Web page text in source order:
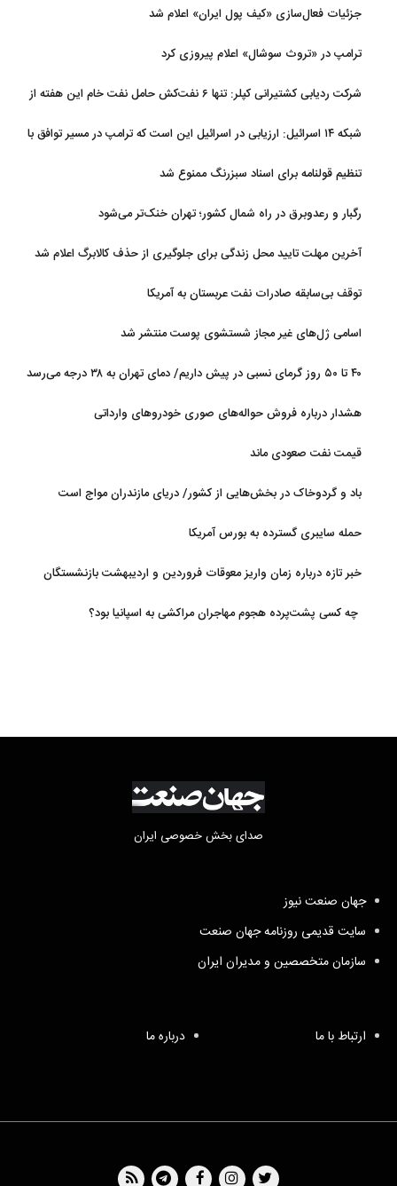
جزئیات فعال‌سازی «کیف پول ایران» اعلام شد
ترامپ در «تروث سوشال» اعلام پیروزی کرد
شرکت ردیابی کشتیرانی کپلر: تنها ۶ نفت‌کش حامل نفت خام این هفته از
شبکه ۱۴ اسرائیل: ارزیابی در اسرائیل این است که ترامپ در مسیر توافق با
تنظیم قولنامه برای اسناد سبزرنگ ممنوع شد
رگبار و رعدوبرق در راه شمال کشور؛ تهران خنک‌تر می‌شود
آخرین مهلت تایید محل زندگی برای جلوگیری از حذف کالابرگ اعلام شد
توقف بی‌سابقه صادرات نفت عربستان به آمریکا
اسامی ژل‌های غیر مجاز شستشوی پوست منتشر شد
۴۰ تا ۵۰ روز گرمای نسبی در پیش داریم/ دمای تهران به ۳۸ درجه می‌رسد
هشدار درباره فروش حواله‌های صوری خودروهای وارداتی
قیمت نفت صعودی ماند
باد و گردوخاک در بخش‌هایی از کشور/ دریای مازندران مواج است
حمله سایبری گسترده به بورس آمریکا
خبر تازه درباره زمان واریز معوقات فروردین و اردیبهشت بازنشستگان
چه کسی پشت‌پرده هجوم مهاجران مراکشی به اسپانیا بود؟
صدای بخش خصوصی ایران
جهان صنعت نیوز
سایت قدیمی روزنامه جهان صنعت
سازمان متخصصین و مدیران ایران
ارتباط با ما درباره ما